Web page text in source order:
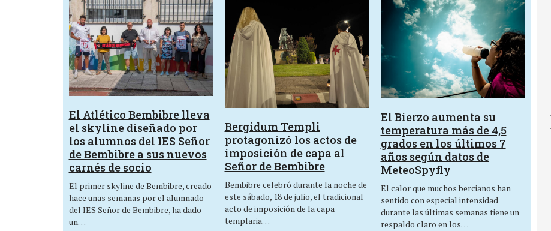
El Atlético Bembibre lleva
el skyline diseñado por
los alumnos del IES Señor
de Bembibre a sus nuevos
carnés de socio
El primer skyline de Bembibre, creado
hace unas semanas por el alumnado
del IES Señor de Bembibre, ha dado
un…
Bergidum Templi
protagonizó los actos de
imposición de capa al
Señor de Bembibre
Bembibre celebró durante la noche de
este sábado, 18 de julio, el tradicional
acto de imposición de la capa
templaria…
El Bierzo aumenta su
temperatura más de 4,5
grados en los últimos 7
años según datos de
MeteoSpyfly
El calor que muchos bercianos han
sentido con especial intensidad
durante las últimas semanas tiene un
respaldo claro en los…